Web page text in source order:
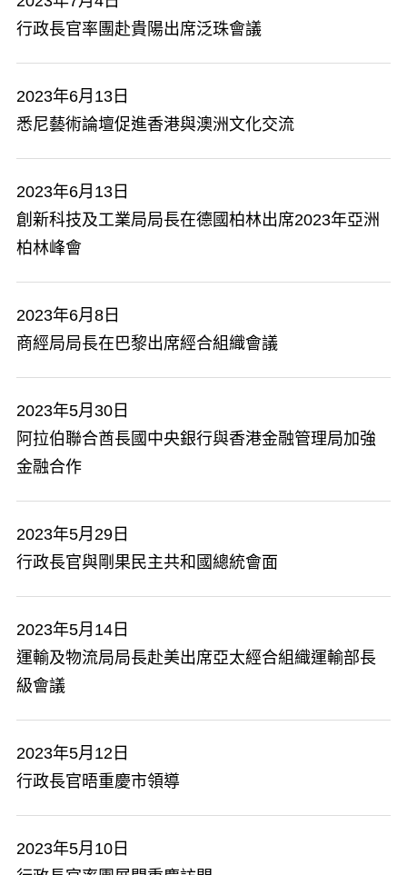
​行政長官率團赴貴陽出席泛珠會議
2023年6月13日
悉尼藝術論壇促進香港與澳洲文化交流
2023年6月13日
創新科技及工業局局長在德國柏林出席2023年亞洲
柏林峰會
2023年6月8日
商經局局長在巴黎出席經合組織會議
2023年5月30日
阿拉伯聯合酋長國中央銀行與香港金融管理局加強
金融合作
2023年5月29日
行政長官與剛果民主共和國總統會面
2023年5月14日
運輸及物流局局長赴美出席亞太經合組織運輸部長
級會議
2023年5月12日
行政長官晤重慶市領導
2023年5月10日